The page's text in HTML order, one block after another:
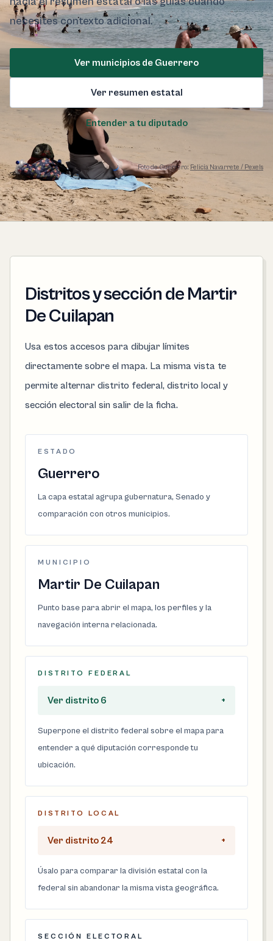
necesites contexto adicional.
Ver municipios de Guerrero
Ver resumen estatal
Entender a tu diputado
Foto de Guerrero: Felicia Navarrete / Pexels
Distritos y sección de Martir
De Cuilapan
Usa estos accesos para dibujar límites
directamente sobre el mapa. La misma vista te
permite alternar distrito federal, distrito local y
sección electoral sin salir de la ficha.
ESTADO
Guerrero
La capa estatal agrupa gubernatura, Senado y
comparación con otros municipios.
MUNICIPIO
Martir De Cuilapan
Punto base para abrir el mapa, los perfiles y la
navegación interna relacionada.
DISTRITO FEDERAL
Ver distrito 6 +
Superpone el distrito federal sobre el mapa para
entender a qué diputación corresponde tu
ubicación.
DISTRITO LOCAL
Ver distrito 24 +
Úsalo para comparar la división estatal con la
federal sin abandonar la misma vista geográfica.
SECCIÓN ELECTORAL